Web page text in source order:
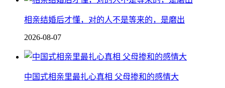
相亲结婚后才懂，对的人不是等来的，是磨出
2026-08-07
中国式相亲里最扎心真相 父母掺和的感情大